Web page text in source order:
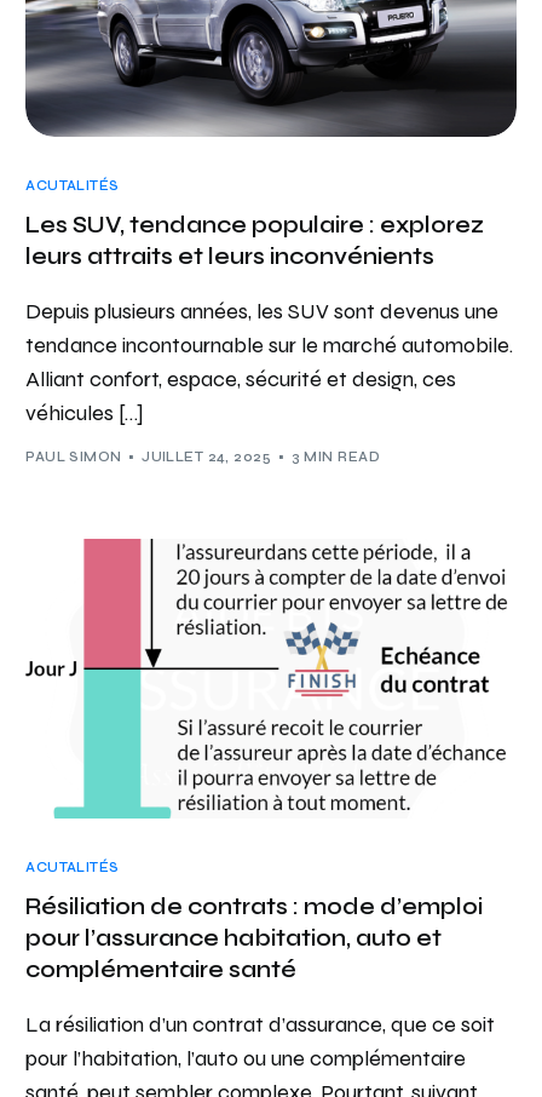
ACUTALITÉS
Les SUV, tendance populaire : explorez
leurs attraits et leurs inconvénients
Depuis plusieurs années, les SUV sont devenus une
tendance incontournable sur le marché automobile.
Alliant confort, espace, sécurité et design, ces
véhicules […]
PAUL SIMON JUILLET 24, 2025 3 MIN READ
ACUTALITÉS
Résiliation de contrats : mode d’emploi
pour l’assurance habitation, auto et
complémentaire santé
La résiliation d’un contrat d’assurance, que ce soit
pour l’habitation, l’auto ou une complémentaire